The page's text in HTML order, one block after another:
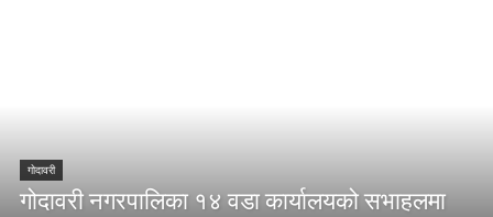
गोदावरी
गोदावरी नगरपालिका १४ वडा कार्यालयको सभाहलमा